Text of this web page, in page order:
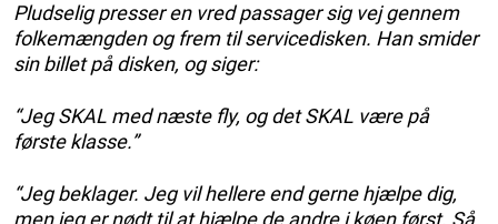
Pludselig presser en vred passager sig vej gennem
folkemængden og frem til servicedisken. Han smider
sin billet på disken, og siger:
“Jeg SKAL med næste fly, og det SKAL være på
første klasse.”
“Jeg beklager. Jeg vil hellere end gerne hjælpe dig,
men jeg er nødt til at hjælpe de andre i køen først. Så